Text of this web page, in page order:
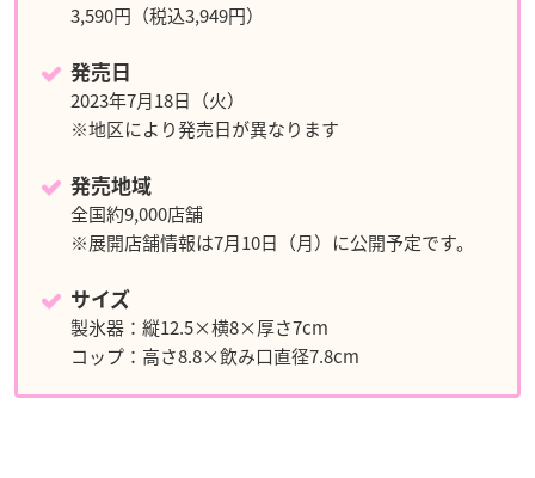
3,590円（税込3,949円）
発売日
2023年7月18日（火）
※地区により発売日が異なります
発売地域
全国約9,000店舗
※展開店舗情報は7月10日（月）に公開予定です。
サイズ
製氷器：縦12.5×横8×厚さ7cm
コップ：高さ8.8×飲み口直径7.8cm